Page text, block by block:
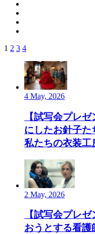
1 2 3 4
4 May, 2026
【試写会プレ
にしたお針子た
私たちの衣装工
2 May, 2026
【試写会プレ
おうとする看